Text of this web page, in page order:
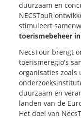
duurzaam en
NECSTouR
stimuleert
toerismebeheer
NecsTour brengt
toerismeregio's
organisaties zoals
duurzaam en
landen van de
Het doel van